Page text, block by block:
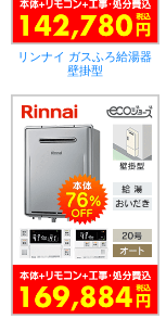
リンナイ ガスふろ給湯器
壁掛型